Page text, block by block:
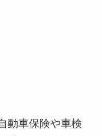
動車保険や車検